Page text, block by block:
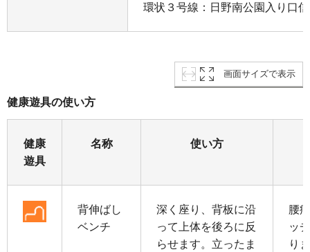
環状３号線：日野南公園入り口
画面サイズで表示
健康遊具の使い方
健康
遊具
名称 使い方
背伸ばし
ベンチ
深く座り、背板に沿
って上体を後ろに反
らせます。立ったま
腰
ッ
り